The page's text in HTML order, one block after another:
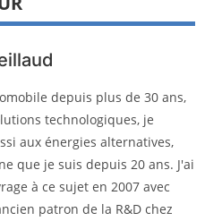
depuis plus de 30 ans,
technologiques, je
aux énergies alternatives,
que je suis depuis 20 ans. J'ai
à ce sujet en 2007 avec
patron de la R&D chez